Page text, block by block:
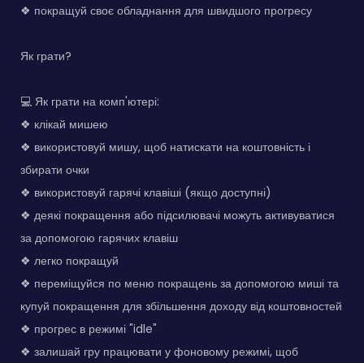
❖ покращуй своє обладнання для швидшого прогресу
Як грати?
💻 Як грати на комп'ютері:
❖ клікай мишею
❖ використовуй мишу, щоб натискати на коштовність і
збирати очки
❖ використовуй гарячі клавіші (якщо доступні)
❖ деякі покращення або підсилювачі можуть активуватися
за допомогою гарячих клавіш
❖ легко покращуй
❖ переміщуйся по меню покращень за допомогою миші та
купуй покращення для збільшення доходу від коштовностей
❖ прогрес в режимі "idle"
❖ залишай гру працювати у фоновому режимі, щоб